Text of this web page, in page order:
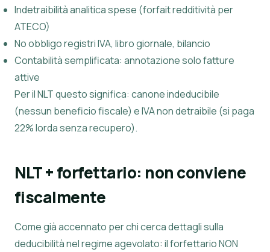
Indetraibilità analitica spese (forfait redditività per
ATECO)
No obbligo registri IVA, libro giornale, bilancio
Contabilità semplificata: annotazione solo fatture
attive
Per il NLT questo significa: canone indeducibile
(nessun beneficio fiscale) e IVA non detraibile (si paga
22% lorda senza recupero).
NLT + forfettario: non conviene
fiscalmente
Come già accennato per chi cerca dettagli sulla
deducibilità nel regime agevolato: il forfettario NON